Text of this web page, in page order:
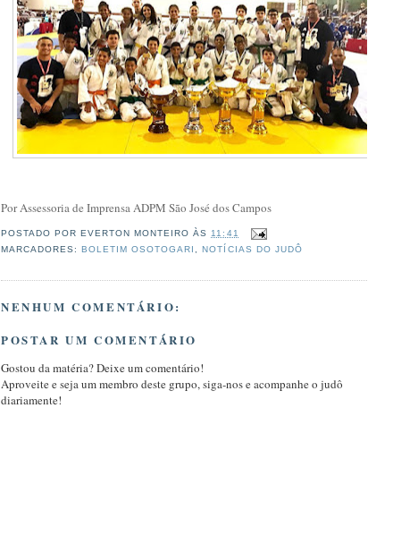
Por Assessoria de Imprensa ADPM São José dos Campos
POSTADO POR EVERTON MONTEIRO ÀS11:41
MARCADORES:BOLETIM OSOTOGARI ,NOTÍCIAS DO JUDÔ
NENHUM COMENTÁRIO:
POSTAR UM COMENTÁRIO
Gostou da matéria? Deixe um comentário!
Aproveite e seja um membro deste grupo, siga-nos e acompanhe o judô
diariamente!